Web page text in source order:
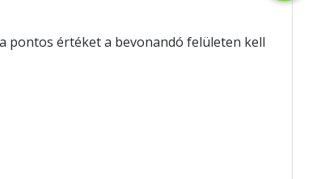
pontos értéket a bevonandó felületen kell